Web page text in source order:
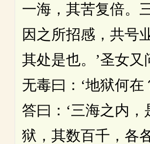
一海，其苦复倍。
因之所招感，共号
其处是也。’圣女又
无毒曰：‘地狱何在
答曰：‘三海之内，
狱，其数百千，各